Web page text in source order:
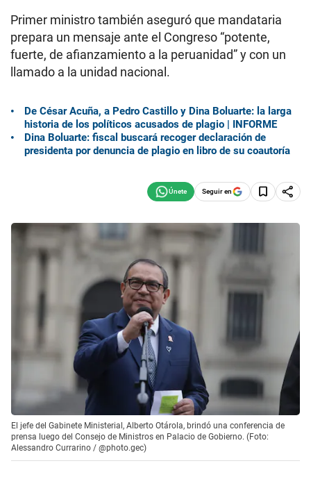
Primer ministro también aseguró que mandataria
prepara un mensaje ante el Congreso “potente,
fuerte, de afianzamiento a la peruanidad” y con un
llamado a la unidad nacional.
De César Acuña, a Pedro Castillo y Dina Boluarte: la larga
historia de los políticos acusados de plagio | INFORME
Dina Boluarte: fiscal buscará recoger declaración de
presidenta por denuncia de plagio en libro de su coautoría
Seguir en
El jefe del Gabinete Ministerial, Alberto Otárola, brindó una conferencia de
prensa luego del Consejo de Ministros en Palacio de Gobierno. (Foto:
Alessandro Currarino / @photo.gec)